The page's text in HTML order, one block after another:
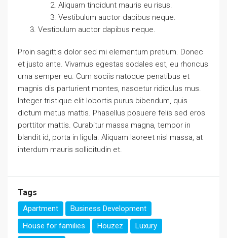
Aliquam tincidunt mauris eu risus.
Vestibulum auctor dapibus neque.
Vestibulum auctor dapibus neque.
Proin sagittis dolor sed mi elementum pretium. Donec
et justo ante. Vivamus egestas sodales est, eu rhoncus
urna semper eu. Cum sociis natoque penatibus et
magnis dis parturient montes, nascetur ridiculus mus.
Integer tristique elit lobortis purus bibendum, quis
dictum metus mattis. Phasellus posuere felis sed eros
porttitor mattis. Curabitur massa magna, tempor in
blandit id, porta in ligula. Aliquam laoreet nisl massa, at
interdum mauris sollicitudin et.
Tags
Apartment
Business Development
House for families
Houzez
Luxury